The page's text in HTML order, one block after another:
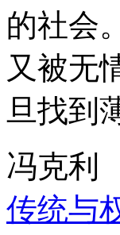
的社会
又被无
旦找到
冯克利
传统与